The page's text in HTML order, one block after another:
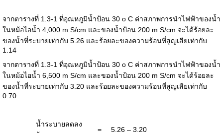
จากตารางที่ 1.3-1 ที่อุณหภูมิน้ำป้อน 30 o C ค่าสภาพการนำไฟฟ้าของน้ำ
ในหม้อไอน้ำ 4,000 m S/cm และของน้ำป้อน 200 m S/cm จะได้ร้อยละ
ของน้ำที่ระบายเท่ากับ 5.26 และร้อยละของความร้อนที่สูญเสียเท่ากับ
1.14
จากตารางที่ 1.3-1 ที่อุณหภูมิน้ำป้อน 30 o C ค่าสภาพการนำไฟฟ้าของน้ำ
ในหม้อไอน้ำ 6,500 m S/cm และของน้ำป้อน 200 m S/cm จะได้ร้อยละ
ของน้ำที่ระบายเท่ากับ 3.20 และร้อยละของความร้อนที่สูญเสียเท่ากับ
0.70
น้ำระบายลดลง
= 5.26 – 3.20